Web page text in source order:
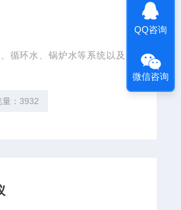
循环水、锅炉水等系统以及电
量：3932
QQ咨询
微信咨询